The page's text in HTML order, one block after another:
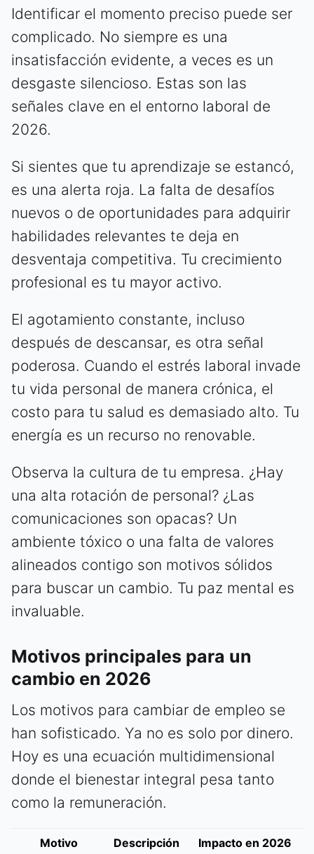
Identificar el momento preciso puede ser
complicado. No siempre es una
insatisfacción evidente, a veces es un
desgaste silencioso. Estas son las
señales clave en el entorno laboral de
2026.
Si sientes que tu aprendizaje se estancó,
es una alerta roja. La falta de desafíos
nuevos o de oportunidades para adquirir
habilidades relevantes te deja en
desventaja competitiva. Tu crecimiento
profesional es tu mayor activo.
El agotamiento constante, incluso
después de descansar, es otra señal
poderosa. Cuando el estrés laboral invade
tu vida personal de manera crónica, el
costo para tu salud es demasiado alto. Tu
energía es un recurso no renovable.
Observa la cultura de tu empresa. ¿Hay
una alta rotación de personal? ¿Las
comunicaciones son opacas? Un
ambiente tóxico o una falta de valores
alineados contigo son motivos sólidos
para buscar un cambio. Tu paz mental es
invaluable.
Motivos principales para un
cambio en 2026
Los motivos para cambiar de empleo se
han sofisticado. Ya no es solo por dinero.
Hoy es una ecuación multidimensional
donde el bienestar integral pesa tanto
como la remuneración.
Motivo Descripción Impacto en 2026